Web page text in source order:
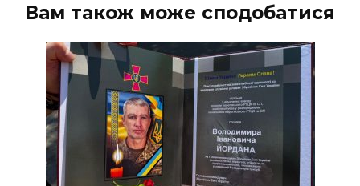
Вам також може сподобатися